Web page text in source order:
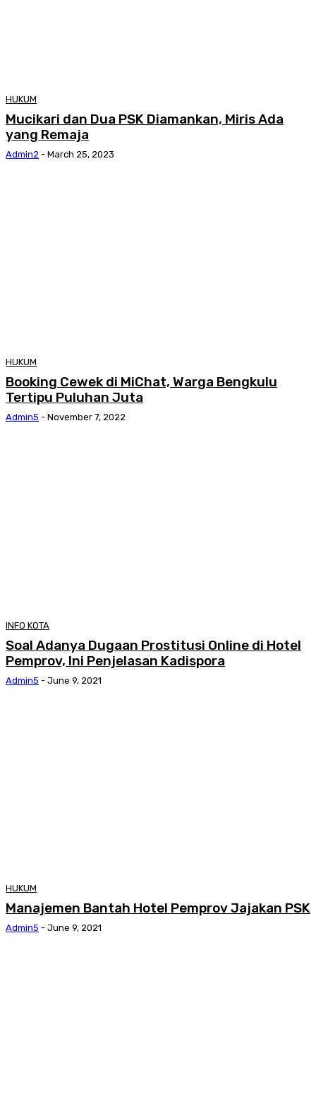
HUKUM
Mucikari dan Dua PSK Diamankan, Miris Ada
yang Remaja
Admin2 - March 25, 2023
HUKUM
Booking Cewek di MiChat, Warga Bengkulu
Tertipu Puluhan Juta
Admin5 - November 7, 2022
INFO KOTA
Soal Adanya Dugaan Prostitusi Online di Hotel
Pemprov, Ini Penjelasan Kadispora
Admin5 - June 9, 2021
HUKUM
Manajemen Bantah Hotel Pemprov Jajakan PSK
Admin5 - June 9, 2021